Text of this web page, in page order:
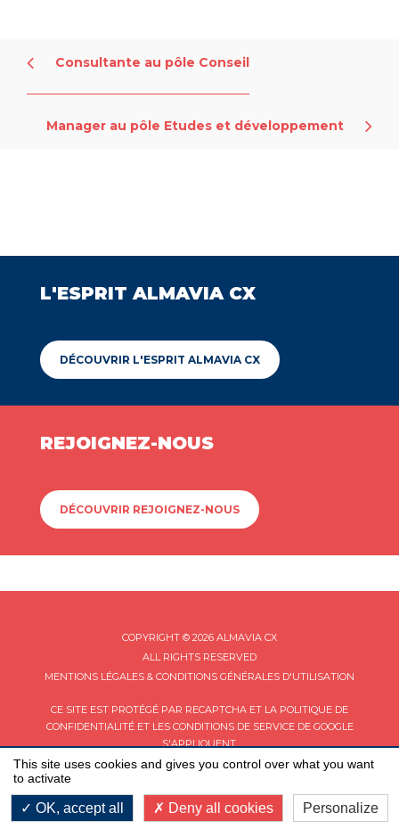
Consultante au pôle Conseil
Manager au pôle Etudes et développement
L'ESPRIT ALMAVIA CX
DÉCOUVRIR L'ESPRIT ALMAVIA CX
REJOIGNEZ-NOUS
DÉCOUVRIR REJOIGNEZ-NOUS
COPYRIGHT © 2026 ALMAVIA CX
ALL RIGHTS RESERVED
MENTIONS LÉGALES & CONDITIONS GÉNÉRALES D'UTILISATION
CE SITE EST PROTÉGÉ PAR RECAPTCHA ET LA POLITIQUE DE
CONFIDENTIALITÉET LES CONDITIONS DE SERVICEDE GOOGLE
S'APPLIQUENT.
This site uses cookies and gives you control over what you want
to activate
OK, accept all Deny all cookies Personalize